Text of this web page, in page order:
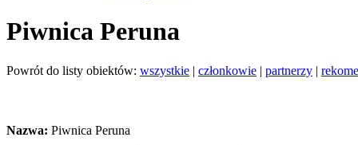
Piwnica Peruna
Powrót do listy obiektów: wszystkie | członkowie | partnerzy |
Nazwa: Piwnica Peruna